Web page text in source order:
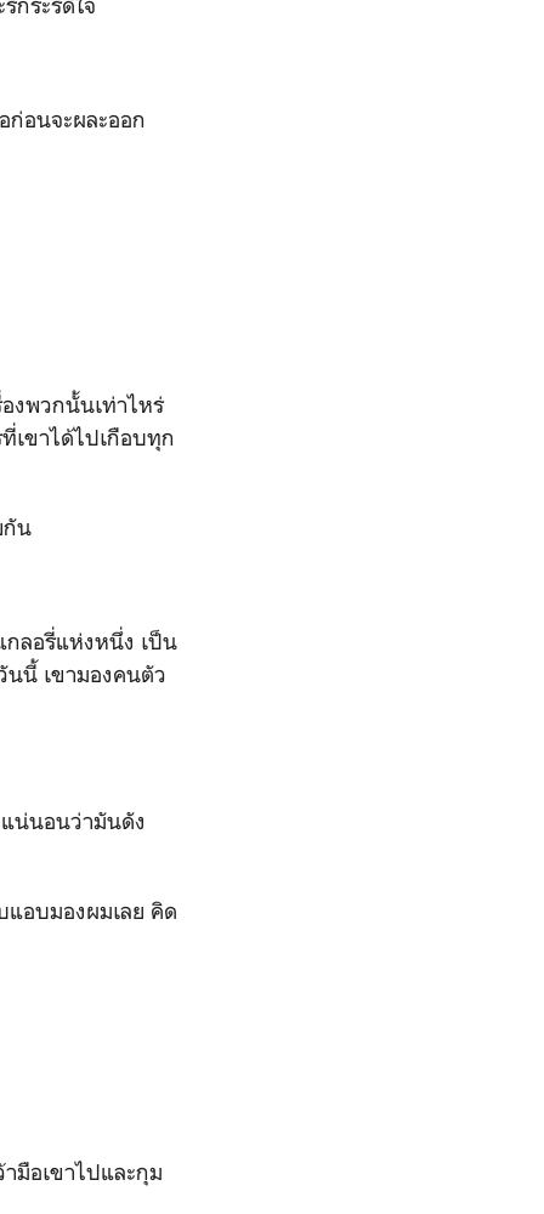
อนจะผละออก
งพวกนั้นเท่าไหร่
เขาได้ไปเกือบทุก
กัน
ลอรี่แห่งหนึ่ง เป็น
นนี้ เขามองคนตัว
น่นอนว่ามันดัง
แอบมองผมเลย คิด
มือเขาไปและกุม